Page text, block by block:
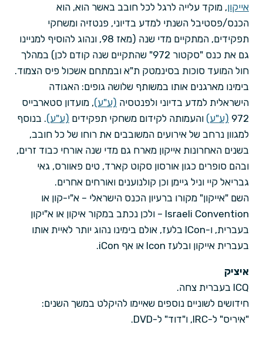
אייקון, מוקד עלייה לרגל לכל חובב באשר הוא, הוא
הכנס/פסטיבל השנתי למדע בדיוני, פנטזיה ומשחקי
תפקידים, המתקיים מדי שנה (מאז 98, ונהוג להוסיף למניינו
גם את כנס "סקטור 972" שהתקיים שנה קודם לכן) במהלך
חול המועד סוכות בסינמטק ת"א ובמתחם אשכול פיס הצמוד.
בימינו מארגנים אותו במשותף שלושה גופים: האגודה
הישראלית למדע בדיוני ולפנטסיה (ע"ע), מועדון סטארבייס
972 (ע"ע) והעמותה לקידום משחקי תפקידים (ע"ע). בנוסף
למגוון נרחב של אירועים המשובבים את רוחו של כל חובב,
בשנים האחרונות אייקון מארח גם מדי שנה אורחי כבוד זרים,
ובהם סופרים כגון אורסון סקוט קארד, טים פאוורס, גאי
גבריאל קיי וניל גיימן וכן קולנוענים ואורחים אחרים.
השם "אייקון" מקורו ברעיון הכנס הישראלי – א"י-קון או
Israeli Convention – ולכן נכתב במקור איקון או א"יקון
בעברית, ו-ICon בלעז, אולם בימינו נהוג יותר לאיית אותו
בעברית אייקון ובלעז Icon או אף iCon.
איציק
ICQ בעברית צחה.
חידושים לשוניים נוספים שאיימו להיקלט במשך השנים:
"איריס" ל-IRC, ו"דוד" ל-DVD.